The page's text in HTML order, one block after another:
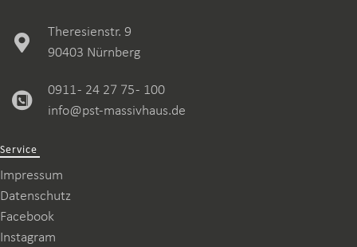
Theresienstr. 9
90403 Nürnberg
0911 - 24 27 75 - 100
info@pst-massivhaus.de
Service
Impressum
Datenschutz
Facebook
Instagram